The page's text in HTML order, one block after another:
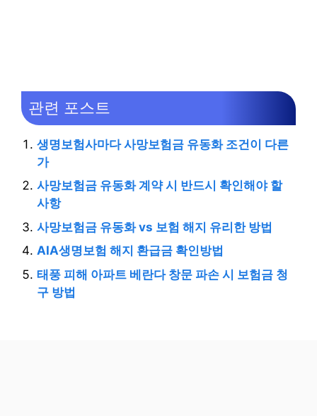
관련 포스트
생명보험사마다 사망보험금 유동화 조건이 다른
가
사망보험금 유동화 계약 시 반드시 확인해야 할
사항
사망보험금 유동화 vs 보험 해지 유리한 방법
AIA생명보험 해지 환급금 확인방법
태풍 피해 아파트 베란다 창문 파손 시 보험금 청
구 방법